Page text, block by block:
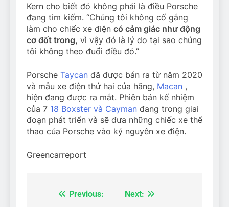
Kern cho biết đó không phải là điều Porsche
đang tìm kiếm. “Chúng tôi không cố gắng
làm cho chiếc xe điện có cảm giác như động
cơ đốt trong, vì vậy đó là lý do tại sao chúng
tôi không theo đuổi điều đó.”
Porsche Taycan đã được bán ra từ năm 2020
và mẫu xe điện thứ hai của hãng, Macan ,
hiện đang được ra mắt. Phiên bản kế nhiệm
của 7 18 Boxster và Cayman đang trong giai
đoạn phát triển và sẽ đưa những chiếc xe thể
thao của Porsche vào kỷ nguyên xe điện.
Greencarreport
Điều
Previous:
Next: